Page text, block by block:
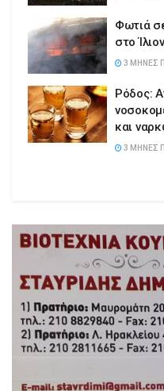
Φωτιά
στο Ίλιον
3 ΜΉΝΕΣ
Ρόδος:
και
3 ΜΉΝΕΣ